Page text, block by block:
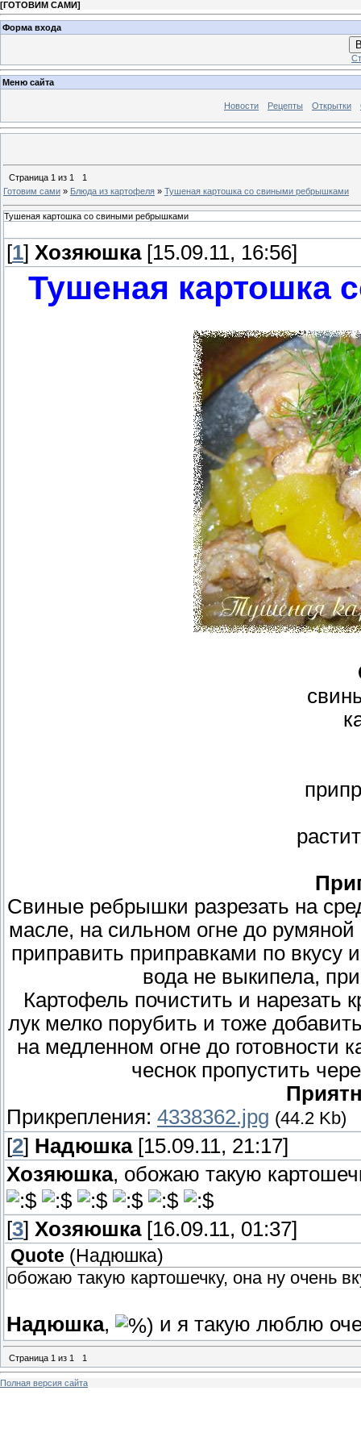
[ГОТОВИМ САМИ]
Форма входа
Меню сайта
Новости Рецепты Открытки
Страница 1 из 1
1
Готовим сами » Блюда из картофеля » Тушеная картошка со свиными ребрышками
Тушеная картошка со свиными ребрышками
[1] Хозяюшка[15.09.11, 16:56]
Тушеная картошка
Свиные ребрышки разрезать на
масле, на сильном огне до
приправить приправками по вкусу
вода не выкипела,
Картофель почистить и
лук мелко порубить и тоже
на медленном огне до готовности
чеснок пропустить
Прикрепления: 4338362.jpg (44.2 Kb)
[2] Надюшка[15.09.11, 21:17]
Хозяюшка, обожаю такую
[3] Хозяюшка[16.09.11, 01:37]
Quote ( Надюшка)
обожаю такую картошечку, она ну очень
Надюшка, и я такую люблю
Страница 1 из 1 1
Полная версия сайта